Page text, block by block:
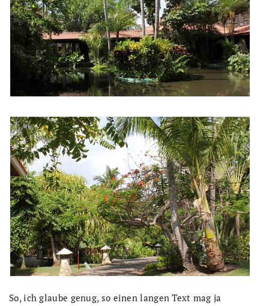
So, ich glaube genug, so einen langen Text mag ja